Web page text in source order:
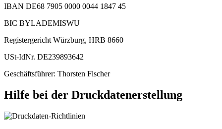
IBAN DE68 7905 0000 0044 1847 45
BIC BYLADEMISWU
Registergericht Würzburg, HRB 8660
USt-IdNr. DE239893642
Geschäftsführer: Thorsten Fischer
Hilfe bei der Druckdatenerstellung